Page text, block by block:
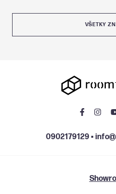
VŠETKY
0902179129 ▪